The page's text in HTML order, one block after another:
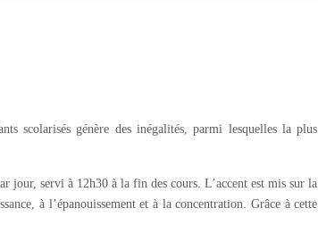
scolarisés génère des inégalités, parmi lesquelles la plus
jour, servi à 12h30 à la fin des cours. L’accent est mis sur la
à l’épanouissement et à la concentration. Grâce à cette